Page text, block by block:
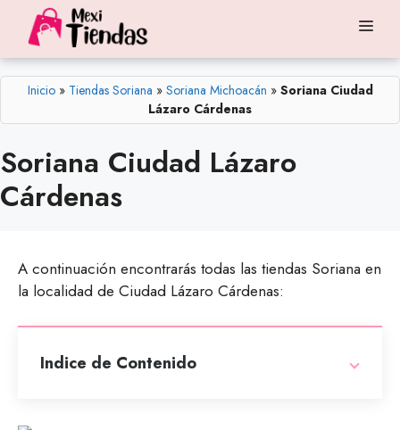
contenido
Inicio» Tiendas Soriana » Soriana Michoacán » Soriana Ciudad
Lázaro Cárdenas
Soriana Ciudad Lázaro
Cárdenas
A continuación encontrarás todas las tiendas Soriana en
la localidad de Ciudad Lázaro Cárdenas:
Indice de Contenido